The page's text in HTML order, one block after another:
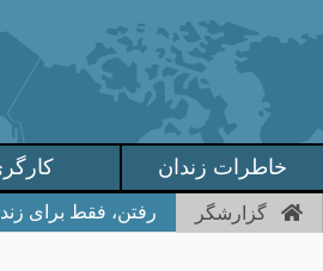
خاطرات زندان
گزارشگر رفتن، فقط برای